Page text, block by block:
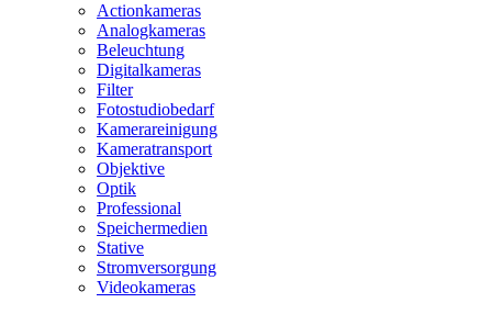
Actionkameras
Analogkameras
Beleuchtung
Digitalkameras
Filter
Fotostudiobedarf
Kamerareinigung
Kameratransport
Objektive
Optik
Professional
Speichermedien
Stative
Stromversorgung
Videokameras